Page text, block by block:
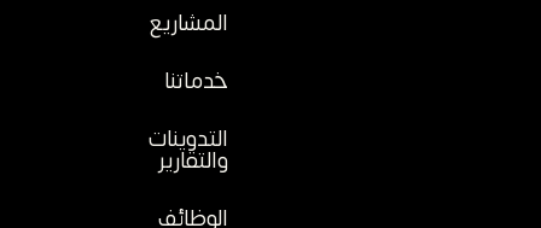
المشاريع
خدماتنا
التدوينات
والتقارير
الوظائف